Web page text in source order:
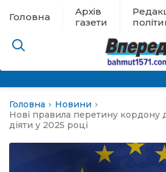
Головна
Архів
газети
евакуації
Головна
Новини
Нові правила перетину кордону
діяти у 2025 році